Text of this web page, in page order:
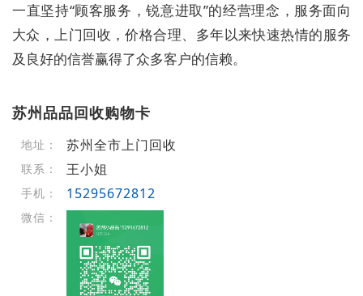
一直坚持“顾客服务，锐意进取”的经营理念，服务面向
大众，上门回收，价格合理、多年以来快速热情的服务
及良好的信誉赢得了众多客户的信赖。
苏州品品回收购物卡
地址： 苏州全市上门回收
联系： 王小姐
手机： 15295672812
微信：